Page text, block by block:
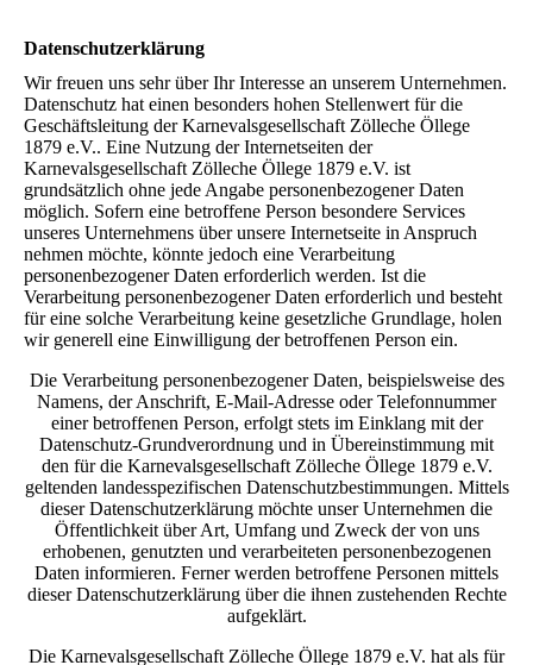
Datenschutzerklärung
Wir freuen uns sehr über Ihr Interesse an unserem Unternehmen.
Datenschutz hat einen besonders hohen Stellenwert für die
Geschäftsleitung der Karnevalsgesellschaft Zölleche Öllege
1879 e.V.. Eine Nutzung der Internetseiten der
Karnevalsgesellschaft Zölleche Öllege 1879 e.V. ist
grundsätzlich ohne jede Angabe personenbezogener Daten
möglich. Sofern eine betroffene Person besondere Services
unseres Unternehmens über unsere Internetseite in Anspruch
nehmen möchte, könnte jedoch eine Verarbeitung
personenbezogener Daten erforderlich werden. Ist die
Verarbeitung personenbezogener Daten erforderlich und besteht
für eine solche Verarbeitung keine gesetzliche Grundlage, holen
wir generell eine Einwilligung der betroffenen Person ein.
Die Verarbeitung personenbezogener Daten, beispielsweise des
Namens, der Anschrift, E-Mail-Adresse oder Telefonnummer
einer betroffenen Person, erfolgt stets im Einklang mit der
Datenschutz-Grundverordnung und in Übereinstimmung mit
den für die Karnevalsgesellschaft Zölleche Öllege 1879 e.V.
geltenden landesspezifischen Datenschutzbestimmungen. Mittels
dieser Datenschutzerklärung möchte unser Unternehmen die
Öffentlichkeit über Art, Umfang und Zweck der von uns
erhobenen, genutzten und verarbeiteten personenbezogenen
Daten informieren. Ferner werden betroffene Personen mittels
dieser Datenschutzerklärung über die ihnen zustehenden Rechte
aufgeklärt.
Die Karnevalsgesellschaft Zölleche Öllege 1879 e.V. hat als für